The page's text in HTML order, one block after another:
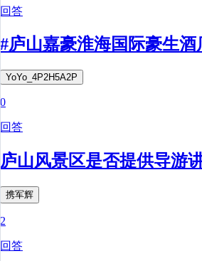
回答
#庐山嘉豪淮海国际豪生
YoYo_4P2H5A2P
0
回答
庐山风景区是否提供导游
携军辉
2
回答